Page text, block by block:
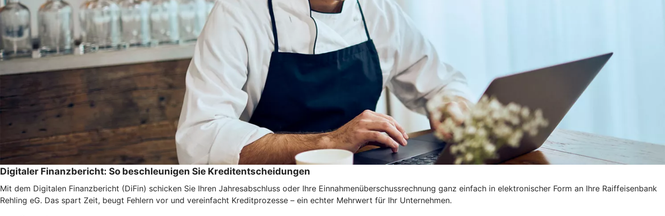
Digitaler Finanzbericht: So beschleunigen Sie Kreditentscheidungen
Mit dem Digitalen Finanzbericht (DiFin) schicken Sie Ihren Jahresabschluss oder Ihre Einnahmenüberschussrechnung ganz einfach in elektronischer Form an Ihre Raiffeisenbank
Rehling eG. Das spart Zeit, beugt Fehlern vor und vereinfacht Kreditprozesse – ein echter Mehrwert für Ihr Unternehmen.